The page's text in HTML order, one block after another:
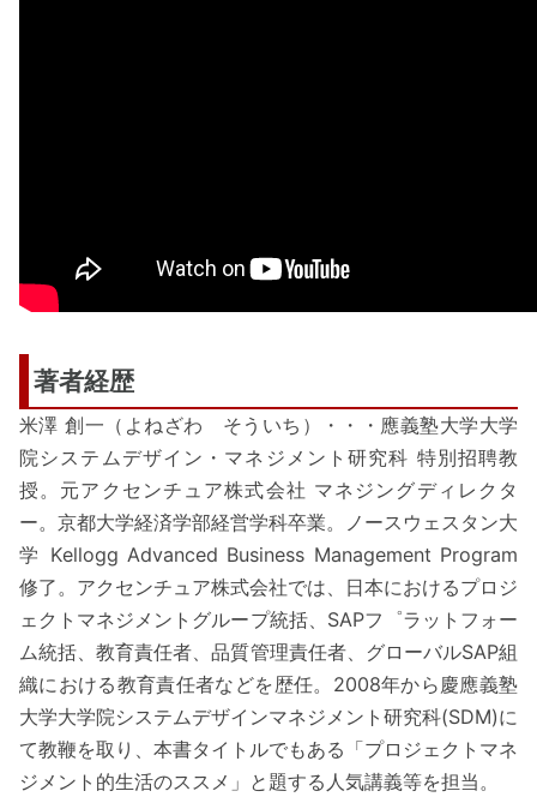
著者経歴
米澤 創一（よねざわ そういち）・・・應義塾大学大学
院システムデザイン・マネジメント研究科 特別招聘教
授。元アクセンチュア株式会社 マネジングディレクタ
ー。京都大学経済学部経営学科卒業。ノースウェスタン大
学 Kellogg Advanced Business Management Program
修了。アクセンチュア株式会社では、日本におけるプロジ
ェクトマネジメントグループ統括、SAPフ゜ラットフォー
ム統括、教育責任者、品質管理責任者、グローバルSAP組
織における教育責任者などを歴任。2008年から慶應義塾
大学大学院システムデザインマネジメント研究科(SDM)に
て教鞭を取り、本書タイトルでもある「プロジェクトマネ
ジメント的生活のススメ」と題する人気講義等を担当。